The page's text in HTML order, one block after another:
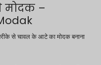
–
से चावल के आटे का मोदक बनाना